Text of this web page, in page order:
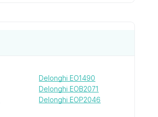
Delonghi EO1490
Delonghi EOB2071
Delonghi EOP2046